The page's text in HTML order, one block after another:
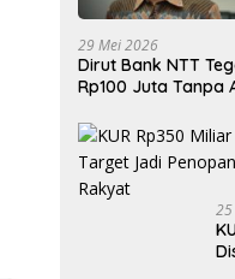
29 Mei 2026
Dirut Bank NTT
Rp100 Juta Tanpa